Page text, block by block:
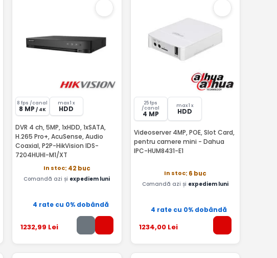
8 fps /canal
8 MP / 4K
max 1 x
HDD
DVR 4 ch, 5MP, 1xHDD, 1xSATA,
H.265 Pro+, AcuSense, Audio
Coaxial, P2P-HikVision IDS-
7204HUHI-M1/XT
In stoc: 42 buc
Comandă azi și expediem luni
4 rate cu 0% dobândă
1232,99 Lei
25 fps
/canal
4 MP
max 1 x
HDD
Videoserver 4MP, POE, Slot Card,
pentru camere mini - Dahua
IPC-HUM8431-E1
In stoc: 6 buc
Comandă azi și expediem luni
4 rate cu 0% dobândă
1234,00Lei